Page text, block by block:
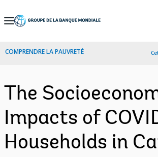
Skip
Navigation
COMPRENDRE LA PAUVRETÉ
The
Impacts of
Households in